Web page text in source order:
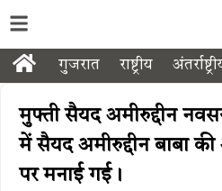
गुजरात राष्ट्रीय
मुफ्ती सैयद अमीरुद्दीन
में सैयद अमीरुद्दीन बाबा
पर मनाई गई।